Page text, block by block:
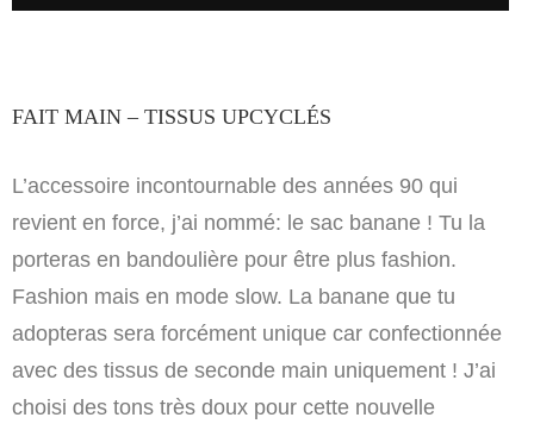
FAIT MAIN – TISSUS UPCYCLÉS
L’accessoire incontournable des années 90 qui
revient en force, j’ai nommé: le sac banane ! Tu la
porteras en bandoulière pour être plus fashion.
Fashion mais en mode slow. La banane que tu
adopteras sera forcément unique car confectionnée
avec des tissus de seconde main uniquement ! J’ai
choisi des tons très doux pour cette nouvelle